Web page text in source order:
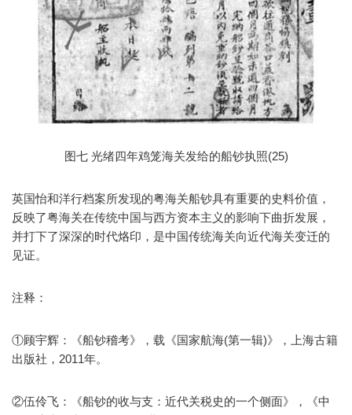
图七 光绪四年鸡笼海关发给的船钞执照(25)
英国怡和洋行档案所发现的粤海关船钞具有重要的史料价值，
反映了粤海关在传统中国与西方资本主义的影响下曲折发展，
并打下了深深的时代烙印，是中国传统海关向近代海关变迁的
见证。
注释：
①顾宇辉：《船钞稽考》，载《国家航海(第一辑)》，上海古籍
出版社，2011年。
②伍伶飞：《船钞的收与支：近代关税史的一个侧面》，《中